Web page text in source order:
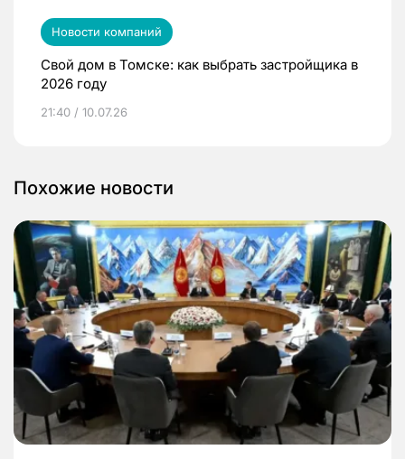
Новости компаний
Свой дом в Томске: как выбрать застройщика в
2026 году
21:40 / 10.07.26
Похожие новости